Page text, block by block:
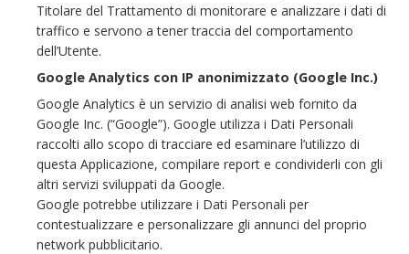
Titolare del Trattamento di monitorare e analizzare i dati di
traffico e servono a tener traccia del comportamento
dell’Utente.
Google Analytics con IP anonimizzato (Google Inc.)
Google Analytics è un servizio di analisi web fornito da
Google Inc. (“Google”). Google utilizza i Dati Personali
raccolti allo scopo di tracciare ed esaminare l’utilizzo di
questa Applicazione, compilare report e condividerli con gli
altri servizi sviluppati da Google.
Google potrebbe utilizzare i Dati Personali per
contestualizzare e personalizzare gli annunci del proprio
network pubblicitario.